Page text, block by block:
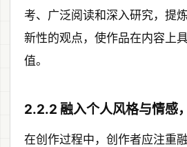
考、广泛阅读和深入研究，提
新性的观点，使作品在内容上
值。
2.2.2 融入个人风格与情感
在创作过程中，创作者应注重